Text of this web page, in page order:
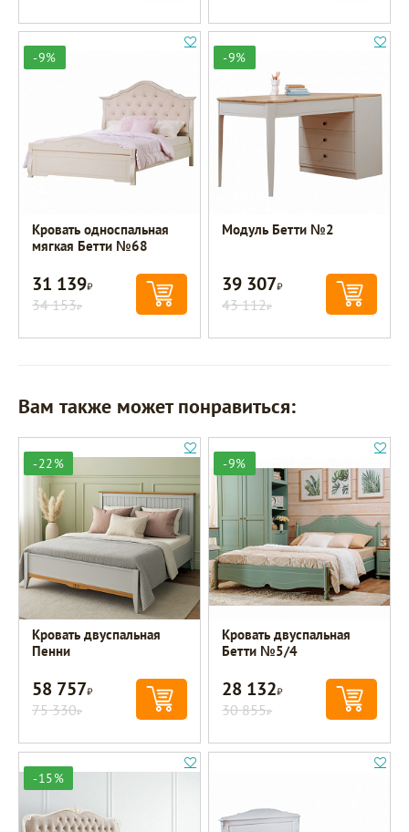
-9%
Кровать односпальная
мягкая Бетти №68
31 139Р
34 153Р
-9%
Модуль Бетти №2
39 307Р
43 112Р
Вам также может понравиться:
-22%
Кровать двуспальная
Пенни
58 757Р
75 330Р
-9%
Кровать двуспальная
Бетти №5/4
28 132Р
30 855Р
-15%